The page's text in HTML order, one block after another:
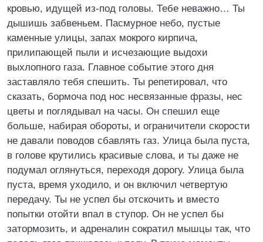
кровью, идущей из-под головы. Тебе неважно… Ты
дышишь забвеньем. Пасмурное небо, пустые
каменные улицы, запах мокрого кирпича,
прилипающей пыли и исчезающие выдохи
выхлопного газа. Главное событие этого дня
заставляло тебя спешить. Ты репетировал, что
сказать, бормоча под нос несвязанные фразы, нес
цветы и поглядывал на часы. Он спешил еще
больше, набирая обороты, и ограничители скорости
не давали поводов сбавлять газ. Улица была пуста,
в голове крутились красивые слова, и ты даже не
подумал оглянуться, переходя дорогу. Улица была
пуста, время уходило, и он включил четвертую
передачу. Ты не успел бы отскочить и вместо
попытки отойти впал в ступор. Он не успел бы
затормозить, и адреналин сократил мышцы так, что